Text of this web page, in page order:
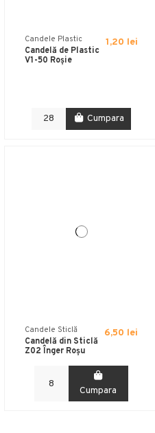
Candele Plastic
Candelă de Plastic
V1-50 Roșie
1,20 lei
Cumpara
Candele Sticlă
Candelă din Sticlă
Z02 Înger Roșu
6,50 lei
Cumpara